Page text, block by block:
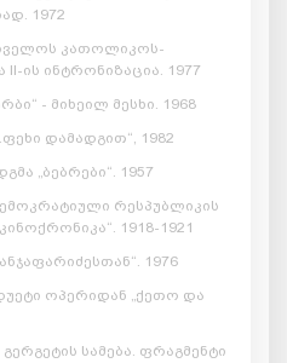
1972
კათოლიკოს-
ის ინტრონიზაცია. 1977
- მიხეილ მესხი. 1968
დამადგით“, 1982
„ბებრები“. 1957
რესპუბლიკის
1918-1921
1976
ოპერიდან „ქეთო და
სამება. ფრაგმენტი